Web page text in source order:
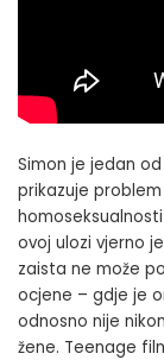
Simon je jedan
prikazuje
ovoj ulozi vjerno
zaista ne može
ocjene – gdje je
odnosno nije
žene. Teenage